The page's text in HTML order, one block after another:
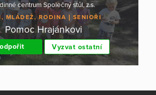
centrum Společný stůl, z.s.
MLÁDEŽ, RODINA SENIOŘI
Pomoc Hrajánkovi
Vyzvat ostatní